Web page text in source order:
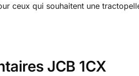
ceux qui souhaitent une
JCB 1CX